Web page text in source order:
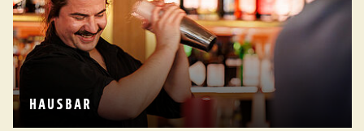
HAUSBAR